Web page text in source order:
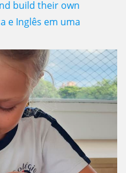
build their own
e Inglês em uma